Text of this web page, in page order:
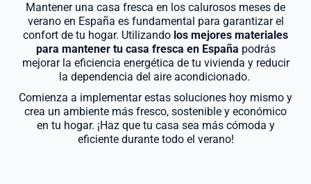
Mantener una casa fresca en los calurosos meses de
verano en España es fundamental para garantizar el
confort de tu hogar. Utilizando los mejores materiales
para mantener tu casa fresca en España podrás
mejorar la eficiencia energética de tu vivienda y reducir
la dependencia del aire acondicionado.
Comienza a implementar estas soluciones hoy mismo y
crea un ambiente más fresco, sostenible y económico
en tu hogar. ¡Haz que tu casa sea más cómoda y
eficiente durante todo el verano!